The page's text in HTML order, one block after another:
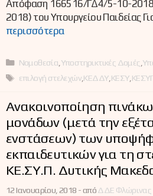
Απόφαση 166516/ΓΔ4/5-10-
2018) του Υπουργείου Παιδείας
περισσότερα
Κατηγορίες
Νομοθεσία Υποστηρικτικές Δομές
Ετικέτες
επιλογή στελεχών ΚΕΔΔΥ ΚΕΣΥ
Ανακοινοποίηση
μονάδων (μετά την
ενστάσεων) των
εκπαιδευτικών για τη
ΚΕ.ΣΥ.Π. Δυτικής
12 Ιανουαρίου, 2018 -απόΔΔΕ Φλώρινας |